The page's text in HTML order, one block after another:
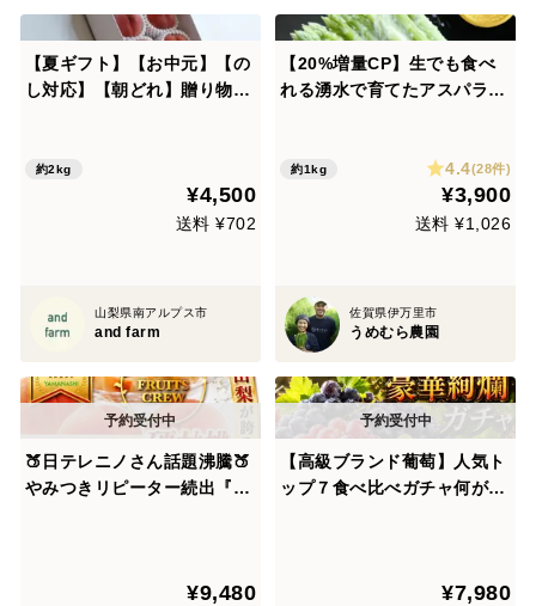
【夏ギフト】【お中元】【の
し対応】【朝どれ】贈り物に
約2kg
¥4,500
送料 ¥702
山梨県南アルプス市
and farm
【20%増量CP】生でも食べ
れる湧水で育てたアスパラガ
約1kg 4.4(28件)
¥3,900
送料 ¥1,026
佐賀県伊万里市
うめむら農園
🍑日テレニノさん話題沸騰🍑
やみつきリピーター続出『硬
中元ギフト】【7月下旬予約
¥9,480
【高級ブランド葡萄】人気ト
ップ７食べ比べガチャ何が届
フトにも喜ばれる旬の味【敬
¥7,980